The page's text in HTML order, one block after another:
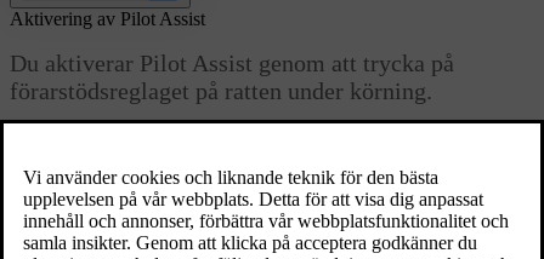
Aktivering av Pilot Assist
Du aktiverar Pilot Assist genom att trycka på
förarstödsreglaget på ratten under körning.
att funktionen är tillgänglig, men ännu inte aktiverad. Symbolen
ändras beroende på om styrassistans är aktiverat i körinställningar
eller inte.